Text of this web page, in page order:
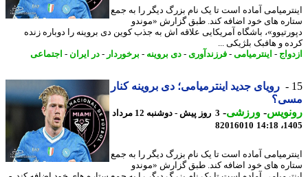
آماده است تا یک نام بزرگ دیگر را به جمع
های خود اضافه کند. طبق گزارش «موندو
باشگاه آمریکایی علاقه اش به جذب کوین دی بروینه را دوباره زنده
و هافبک بلژیکی ...
-اینترمیامی-فرزندآوری - دی بروینه -برخوردار-در ایران - اجتماعی
رویای جدید اینترمیامی؛ دی بروینه کنار
-ورزشی-
3 روز پیش - دوشنبه 12 مرداد
82016010
آماده است تا یک نام بزرگ دیگر را به جمع
های خود اضافه کند. طبق گزارش «موندو